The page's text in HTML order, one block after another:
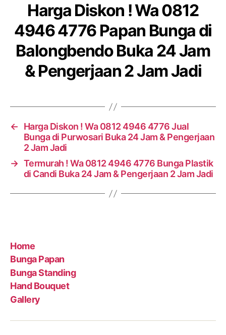
Harga Diskon ! Wa 0812
4946 4776 Papan Bunga di
Balongbendo Buka 24 Jam
& Pengerjaan 2 Jam Jadi
←
Harga Diskon ! Wa 0812 4946 4776 Jual
Bunga di Purwosari Buka 24 Jam & Pengerjaan
2 Jam Jadi
→ Termurah ! Wa 0812 4946 4776 Bunga Plastik
di Candi Buka 24 Jam & Pengerjaan 2 Jam Jadi
Home
Bunga Papan
Bunga Standing
Hand Bouquet
Gallery